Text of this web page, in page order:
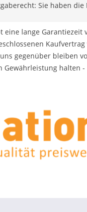
Sie haben
lange Garantiezeit
gegenüber bleiben